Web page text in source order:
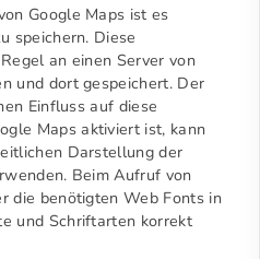
Google Maps ist es
speichern. Diese
an einen Server von
und dort gespeichert. Der
Einfluss auf diese
Maps aktiviert ist, kann
Darstellung der
Beim Aufruf von
die benötigten Web Fonts in
und Schriftarten korrekt